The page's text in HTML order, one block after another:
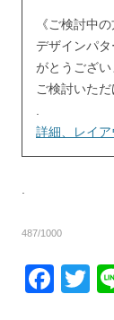
《ご検討中の
デザインパ
がとうござい
ご検討いただ
.
詳細、レイ
.
487/1000
F
T